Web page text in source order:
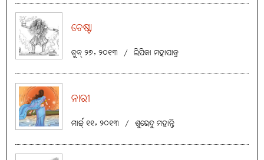
ଚେଷ୍ଟା
ଜୁନ୍ ୨୭, ୨୦୧୩ / ଲିପିକା ମହାପାତ୍ର
ନାରୀ
ମାର୍ଚ୍ଚ୍ ୧୧, ୨୦୧୩ / ଶୁଭେନ୍ଦୁ ମହାନ୍ତି